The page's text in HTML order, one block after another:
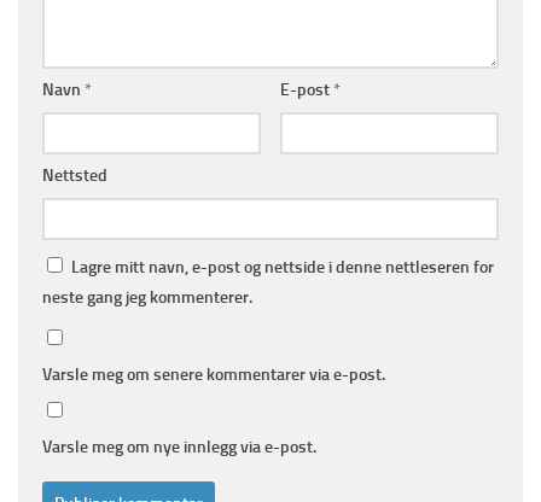
Navn * E-post*
Nettsted
Lagre mitt navn, e-post og nettside i denne nettleseren for
neste gang jeg kommenterer.
Varsle meg om senere kommentarer via e-post.
Varsle meg om nye innlegg via e-post.